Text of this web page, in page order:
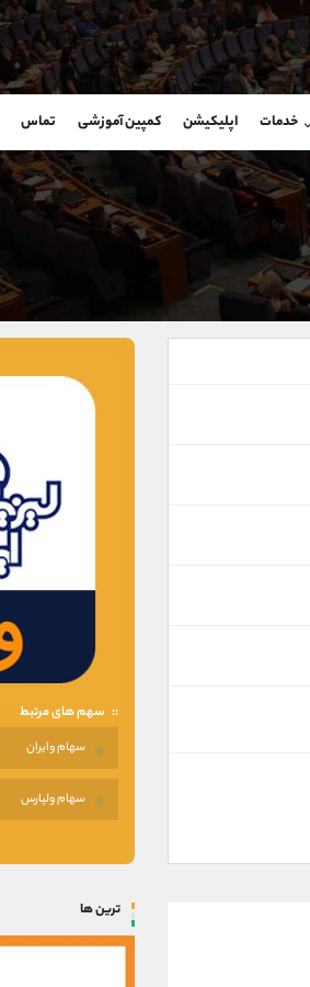
خدمات اپلیکیشن کمپین آموزشی تماس
سهم های مرتبط
سهام وایران
سهام ولپارس
ترین ها
شروع گفتگو
@Armteam_admin_103
103
واتساپ
تلگرام